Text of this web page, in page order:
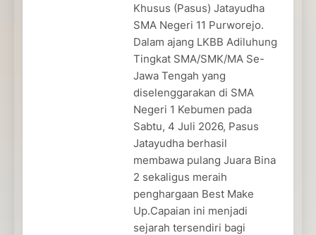
Khusus (Pasus) Jatayudha
SMA Negeri 11 Purworejo.
Dalam ajang LKBB Adiluhung
Tingkat SMA/SMK/MA Se-
Jawa Tengah yang
diselenggarakan di SMA
Negeri 1 Kebumen pada
Sabtu, 4 Juli 2026, Pasus
Jatayudha berhasil
membawa pulang Juara Bina
2 sekaligus meraih
penghargaan Best Make
Up.Capaian ini menjadi
sejarah tersendiri bagi